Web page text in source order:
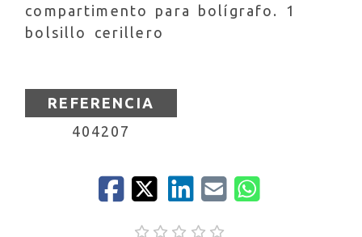
compartimento para bolígrafo. 1
bolsillo cerillero
REFERENCIA
404207